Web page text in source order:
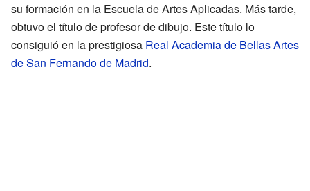
su formación en la Escuela de Artes Aplicadas. Más tarde,
obtuvo el título de profesor de dibujo. Este título lo
consiguió en la prestigiosa Real Academia de Bellas Artes
de San Fernando de Madrid.